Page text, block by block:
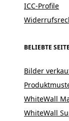
ICC-Profile
BELIEBTE
Bilder
WhiteWall
WhiteWall